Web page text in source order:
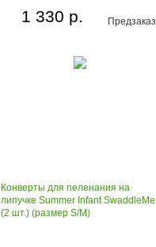
Предзаказ
1 330 р.
Конверты для пеленания на
липучке Summer Infant SwaddleMe
(2 шт.) (размер S/M)